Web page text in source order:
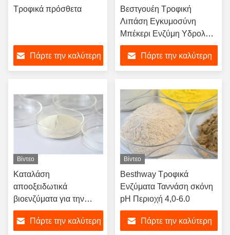
Τροφικά πρόσθετα
Πάρτε την καλύτερη
Βεστγουέη Τροφική
Λιπάση Εγκυμοσύνη
Μπέκερι Ενζύμη Υδρολύει
λίπος Και Βελτιώνει την
Ποιότητα Τροφίμων
Πάρτε την καλύτερη
Βίντεο
Καταλάση
αποοξειδωτικά
βιοενζύματα για την
επεξεργασία λυμάτων
Περιοχή PH 5,5-11.5
Πάρτε την καλύτερη
Βίντεο
Besthway Τροφικά
Ενζύματα Ταννάση σκόνη
pH Περιοχή 4,0-6.0
Πάρτε την καλύτερη